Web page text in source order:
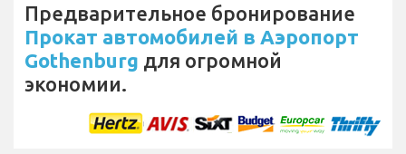
Предварительное бронирование
Прокат автомобилей в Аэропорт
Gothenburg для огромной
экономии.